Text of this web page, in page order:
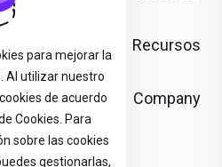
Recursos
Company
para mejorar la
Al utilizar nuestro
de acuerdo
Cookies. Para
sobre las cookies
gestionarlas,